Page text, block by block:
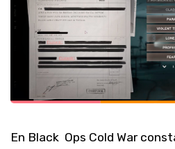
En Black Ops Cold War